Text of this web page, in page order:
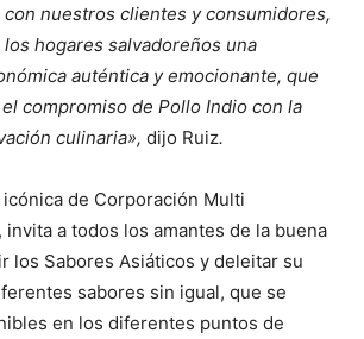
nuestros clientes y consumidores,
hogares salvadoreños una
auténtica y emocionante, que
compromiso de Pollo Indio con la
culinaria», dijo Ruiz.
de Corporación Multi
invita a todos los amantes de la buena
los Sabores Asiáticos y deleitar su
sabores sin igual, que se
en los diferentes puntos de